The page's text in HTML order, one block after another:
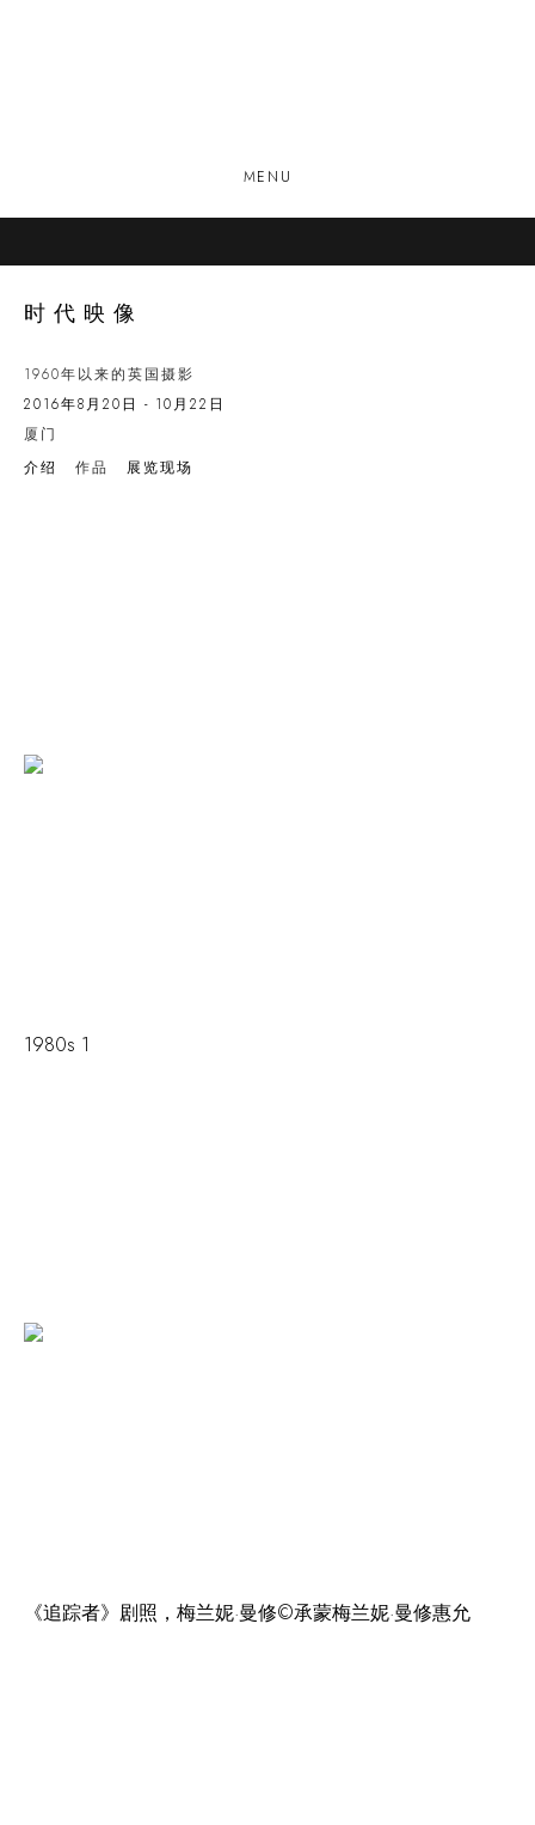
MENU
时代映像
1960年以来的英国摄影
2016年8月20日 - 10月22日
厦门
介绍
作品 展览现场
1980s 1
《追踪者》剧照，梅兰妮·曼修©承蒙梅兰妮·曼修惠允